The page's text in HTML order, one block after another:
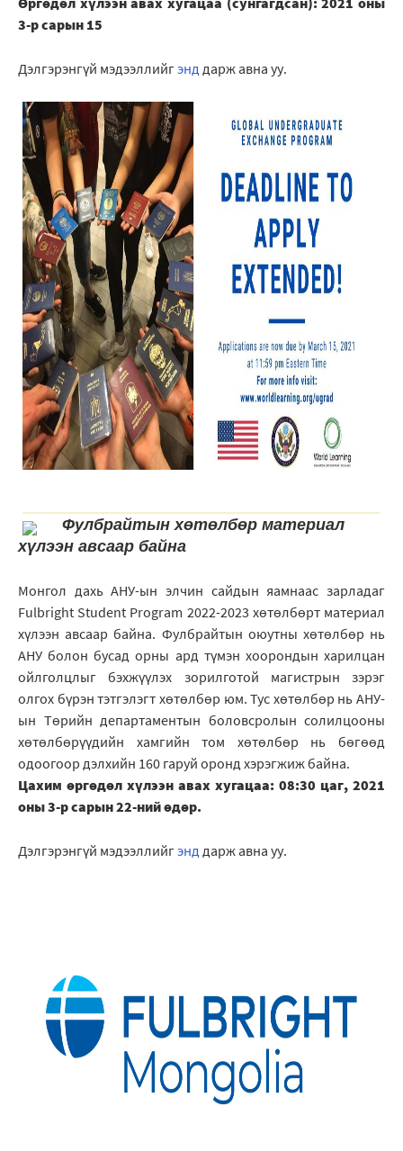
3-р сарын 15
Дэлгэрэнгүй мэдээллийгэнддарж авна уу.
Фулбрайтын хөтөлбөр материал
хүлээн авсаар байна
Монгол дахь АНУ-ын элчин сайдын яамнаас зарладаг
Fulbright Student Program 2022-2023 хөтөлбөрт материал
хүлээн авсаар байна. Фулбрайтын оюутны хөтөлбөр нь
АНУ болон бусад орны ард түмэн хоорондын харилцан
ойлголцлыг бэхжүүлэх зорилготой магистрын зэрэг
олгох бүрэн тэтгэлэгт хөтөлбөр юм. Тус хөтөлбөр нь АНУ-
ын Төрийн департаментын боловсролын солилцооны
хөтөлбөрүүдийн хамгийн том хөтөлбөр нь бөгөөд
одоогоор дэлхийн 160 гаруй оронд хэрэгжиж байна.
Цахим өргөдөл хүлээн авах хугацаа: 08:30 цаг, 2021
оны 3-р сарын 22-ний өдөр.
Дэлгэрэнгүй мэдээллийгэнд дарж авна уу.